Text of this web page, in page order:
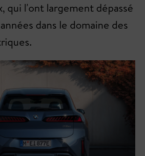
qui l'ont largement dépassé
dans le domaine des